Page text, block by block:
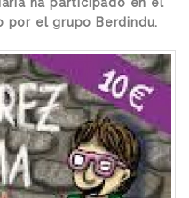
el grupo Berdindu.